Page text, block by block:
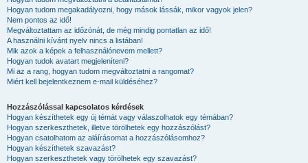
Hogyan tudom megakadályozni, hogy mások lássák, mikor vagyok jelen?
Nem pontos az idő!
Megváltoztattam az időzónát, de még mindig pontatlan az idő!
A használni kívánt nyelv nincs a listában!
Mik azok a képek a felhasználónevem mellett?
Hogyan tudok avatart megjeleníteni?
Mi az a rang, hogyan tudom megváltoztatni a rangomat?
Miért kell bejelentkeznem e-mail küldéséhez?
Hozzászólással kapcsolatos kérdések
Hogyan készíthetek egy új témát vagy válaszolhatok egy témában?
Hogyan szerkeszthetek, illetve törölhetek egy hozzászólást?
Hogyan csatolhatom az aláírásomat a hozzászólásomhoz?
Hogyan készíthetek szavazást?
Hogyan szerkeszthetek vagy törölhetek egy szavazást?